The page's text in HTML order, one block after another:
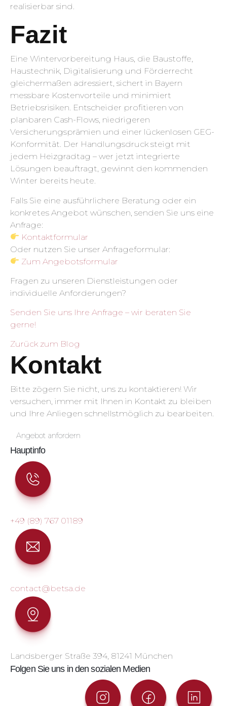
realisierbar sind.
Fazit
Eine Wintervorbereitung Haus, die Baustoffe,
Haustechnik, Digitalisierung und Förderrecht
gleichermaßen adressiert, sichert in Bayern
messbare Kostenvorteile und minimiert
Betriebsrisiken. Entscheider profitieren von
planbaren Cash-Flows, niedrigeren
Versicherungsprämien und einer lückenlosen GEG-
Konformität. Der Handlungsdruck steigt mit
jedem Heizgradtag – wer jetzt integrierte
Lösungen beauftragt, gewinnt den kommenden
Winter bereits heute.
Falls Sie eine ausführlichere Beratung oder ein
konkretes Angebot wünschen, senden Sie uns eine
Anfrage:
Kontaktformular
Oder nutzen Sie unser Anfrageformular:
Zum Angebotsformular
Fragen zu unseren Dienstleistungen oder
individuelle Anforderungen?
Senden Sie uns Ihre Anfrage – wir beraten Sie
gerne!
Zurück zum Blog
Kontakt
Bitte zögern Sie nicht, uns zu kontaktieren! Wir
versuchen, immer mit Ihnen in Kontakt zu bleiben
und Ihre Anliegen schnellstmöglich zu bearbeiten.
Angebot anfordern
Hauptinfo
+49 (89) 767 01189
contact@betsa.de
Landsberger Straße 394, 81241 München
Folgen Sie uns in den sozialen Medien